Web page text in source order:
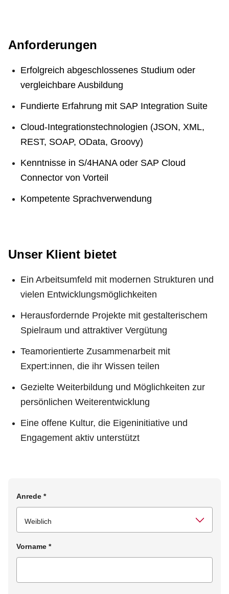
Anforderungen
Erfolgreich abgeschlossenes Studium oder
vergleichbare Ausbildung
Fundierte Erfahrung mit SAP Integration Suite
Cloud-Integrationstechnologien (JSON, XML,
REST, SOAP, OData, Groovy)
Kenntnisse in S/4HANA oder SAP Cloud
Connector von Vorteil
Kompetente Sprachverwendung
Unser Klient bietet
Ein Arbeitsumfeld mit modernen Strukturen und
vielen Entwicklungsmöglichkeiten
Herausfordernde Projekte mit gestalterischem
Spielraum und attraktiver Vergütung
Teamorientierte Zusammenarbeit mit
Expert:innen, die ihr Wissen teilen
Gezielte Weiterbildung und Möglichkeiten zur
persönlichen Weiterentwicklung
Eine offene Kultur, die Eigeninitiative und
Engagement aktiv unterstützt
Anrede *
Vorname *